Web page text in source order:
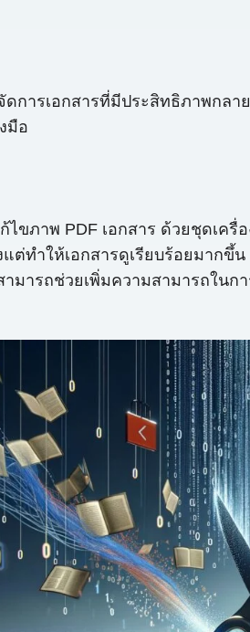
ารเอกสารที่มีประสิทธิภาพกลา
มือ
ภาพ PDF เอกสาร ด้วยชุดเค
ต่ทำให้เอกสารดูเรียบร้อยมาก
ารถช่วยเพิ่มความสามารถในก